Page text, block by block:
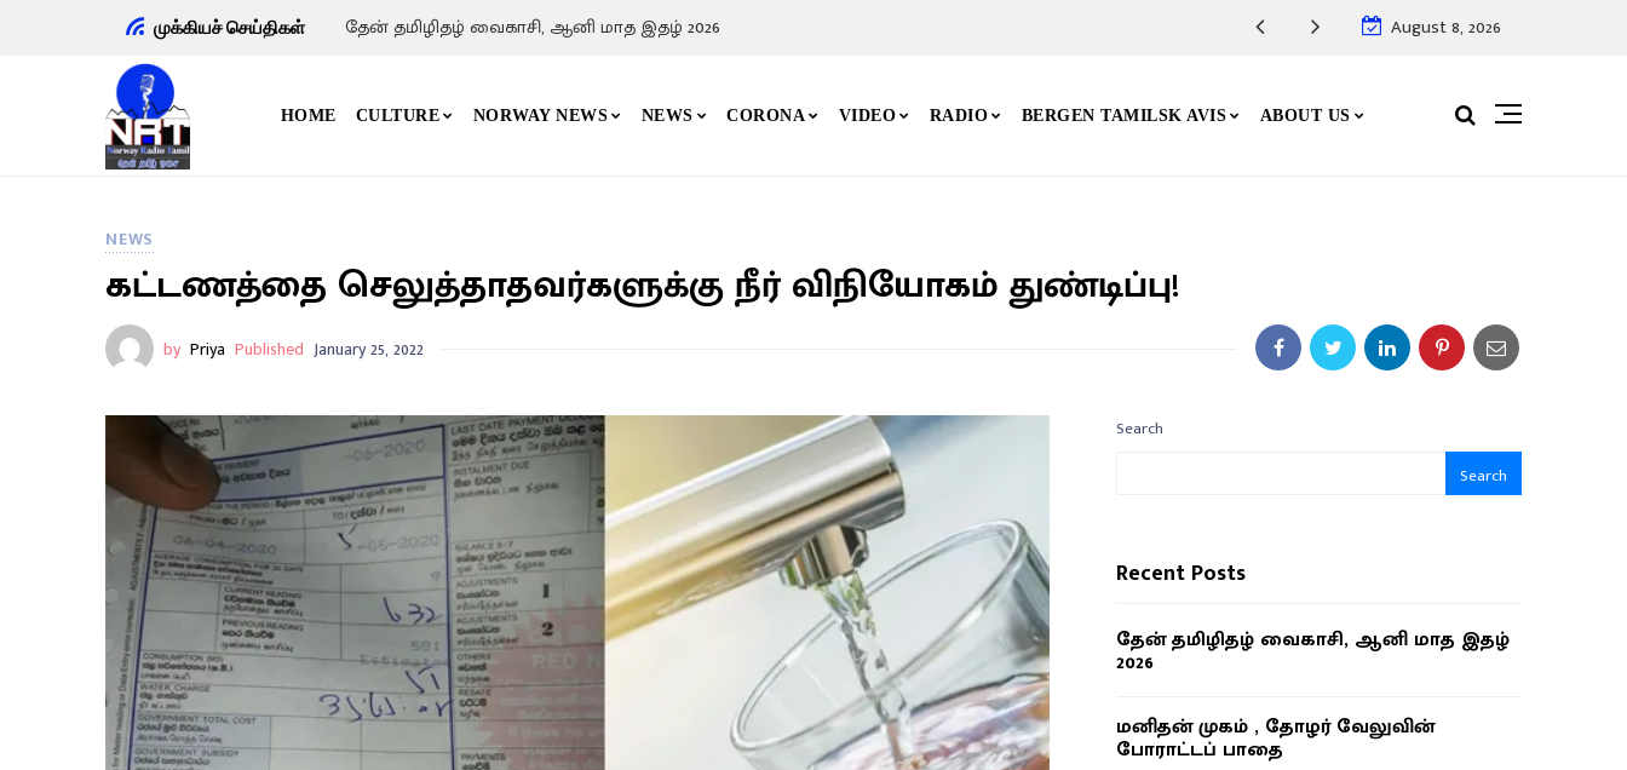
முக்கியச் செய்திகள் தேன் தமிழிதழ் வைகாசி, ஆனி மாத இதழ் 2026 August 8, 2026
HOME CULTURE NORWAY NEWS NEWS CORONA VIDEO RADIO BERGEN TAMILSK AVIS ABOUT US
NEWS
கட்டணத்தை செலுத்தாதவர்களுக்கு நீர் விநியோகம் துண்டிப்பு!
by Priya Published January 25, 2022
Search
Search
Recent Posts
தேன் தமிழிதழ் வைகாசி, ஆனி மாத இதழ்
2026
மனிதன் முகம் , தோழர் வேலுவின்
போராட்டப் பாதை